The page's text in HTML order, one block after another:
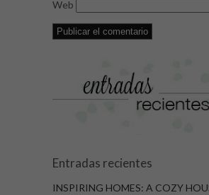
Web
Entradas recientes
INSPIRING HOMES: A COZY